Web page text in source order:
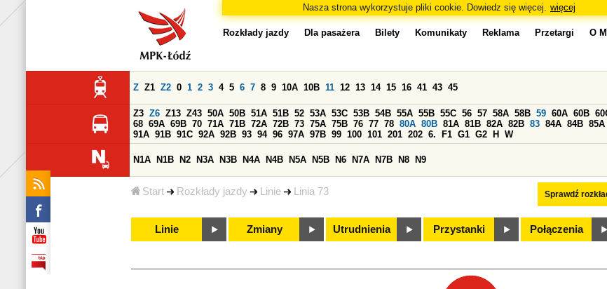
Nasza strona wykorzystuje pliki cookie. Dowiedz się więcej. więcej
Start Rozkłady jazdy Linie Linia 73
Rozkłady jazdy Dla pasażera Bilety Komunikaty Reklama Przetargi O
Sprawdź
Z Z1 Z2 0 1 2 3 4 5 6 7 8 9 10A 10B 11 12 13 14 15 16 41 43 45
Z3 Z6 Z13 Z43 50A 50B 51A 51B 52 53A 53C 53B 54B 55A 55B 55C 56 57 58A 58B 59 60A 60B
68 69A 69B 70 71A 71B 72A 72B 73 75A 75B 76 77 78 80A 80B 81A 81B 82A 82B 83 84A 84B 85A
91A 91B 91C 92A 92B 93 94 96 97A 97B 99 100 101 201 202 6. F1 G1 G2 H W
N1A N1B N2 N3A N3B N4A N4B N5A N5B N6 N7A N7B N8 N9
Linie Zmiany Utrudnienia Przystanki Połączenia